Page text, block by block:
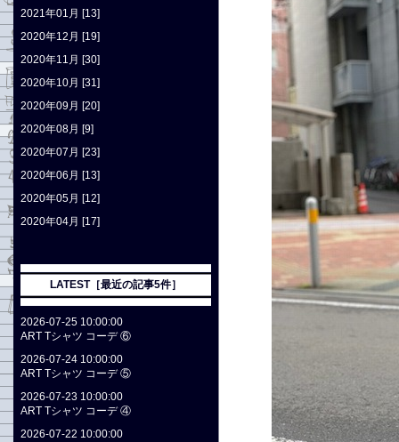
2021年01月 [13]
2020年12月 [19]
2020年11月 [30]
2020年10月 [31]
2020年09月 [20]
2020年08月 [9]
2020年07月 [23]
2020年06月 [13]
2020年05月 [12]
2020年04月 [17]
LATEST［最近の記事5件］
2026-07-25 10:00:00
ART Tシャツ コーデ ⑥
2026-07-24 10:00:00
ART Tシャツ コーデ ⑤
2026-07-23 10:00:00
ART Tシャツ コーデ ④
2026-07-22 10:00:00